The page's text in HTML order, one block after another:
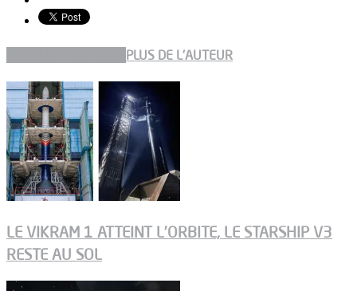
PLUS DE L'AUTEUR
LE VIKRAM 1 ATTEINT L’ORBITE, LE STARSHIP V3
RESTE AU SOL